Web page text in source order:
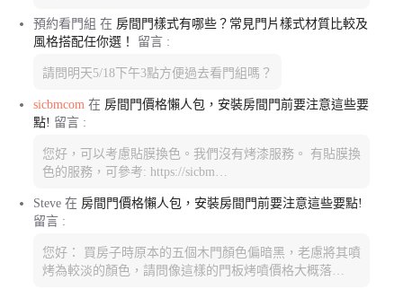
預約看門組 在 房間門樣式有哪些？常見門片樣式材質比較及
風格搭配任你選！
留言 :
請問明天5/18下午3點方便過去看門組嗎？
sicbmcom 在 房間門價格懶人包，安裝房間門前要注意這些要
點! 留言 :
您好，可以考慮貼膜換色。我們沒有烤漆服務。 有貼膜換
色的服務，可參考: https://sicbm…
Steve 在 房間門價格懶人包，安裝房間門前要注意這些要點!
留言 :
您好： 買房子時原本的五個木門顏色偏暗黑，老慮將其噴
烤為較淡的顏色，請問像這樣的門板烤噴價格大概落…